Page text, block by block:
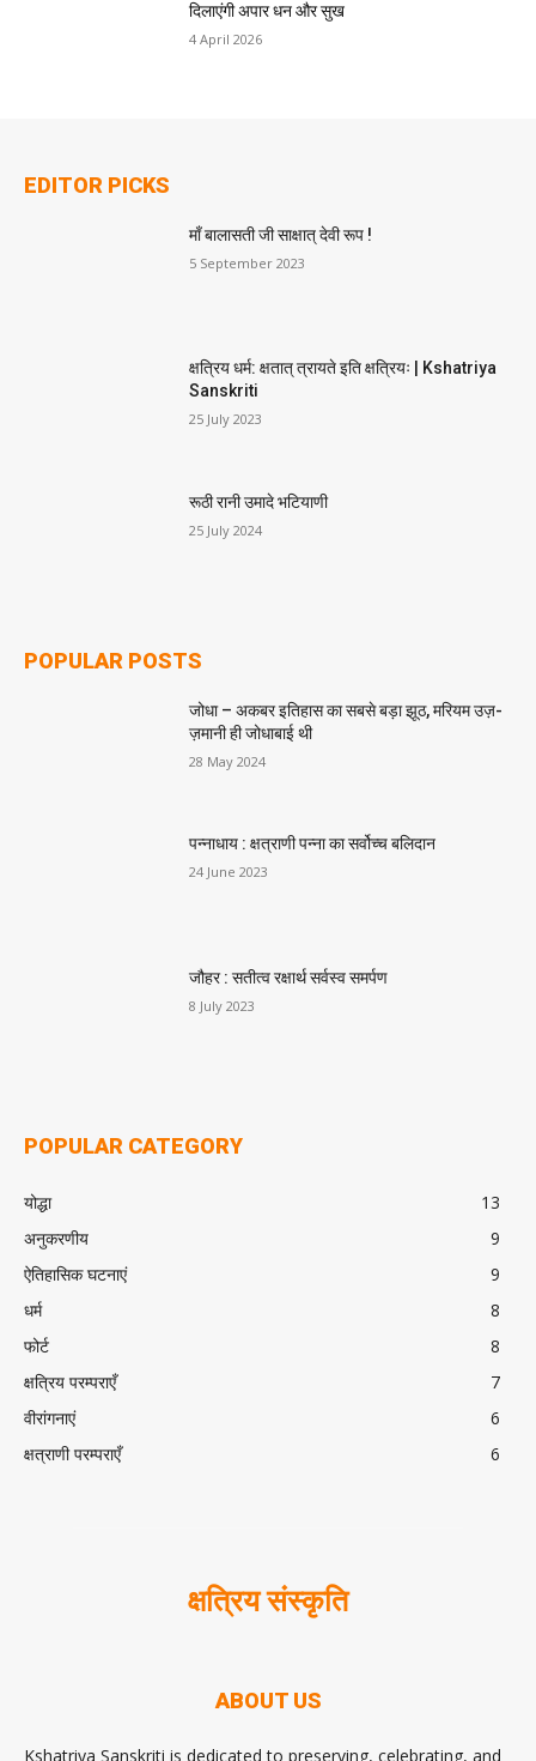
दिलाएंगी अपार धन और सुख
4 April 2026
EDITOR PICKS
माँ बालासती जी साक्षात् देवी रूप !
5 September 2023
क्षत्रिय धर्म: क्षतात् त्रायते इति क्षत्रियः | Kshatriya
Sanskriti
25 July 2023
रूठी रानी उमादे भटियाणी
25 July 2024
POPULAR POSTS
जोधा – अकबर इतिहास का सबसे बड़ा झूठ, मरियम उज़-
ज़मानी ही जोधाबाई थी
28 May 2024
पन्नाधाय : क्षत्राणी पन्ना का सर्वोच्च बलिदान
24 June 2023
जौहर : सतीत्व रक्षार्थ सर्वस्व समर्पण
8 July 2023
POPULAR CATEGORY
योद्धा
13
अनुकरणीय
9
ऐतिहासिक घटनाएं
9
धर्म
8
फोर्ट
8
क्षत्रिय परम्पराएँ
7
वीरांगनाएं
6
क्षत्राणी परम्पराएँ
6
क्षत्रिय संस्कृति
ABOUT US
Kshatriya Sanskriti is dedicated to preserving, celebrating, and